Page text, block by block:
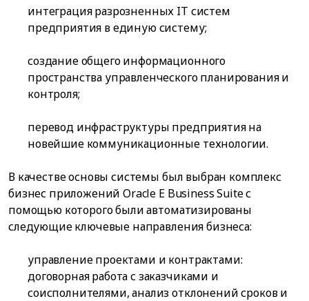
интеграция разрозненных IT систем
предприятия в единую систему;
создание общего информационного
пространства управленческого планирования и
контроля;
перевод инфраструктуры предприятия на
новейшие коммуникационные технологии.
В качестве основы системы был выбран комплекс
бизнес приложений Oracle E Business Suite с
помощью которого были автоматизированы
следующие ключевые направления бизнеса:
управление проектами и контрактами:
договорная работа с заказчиками и
соисполнителями, анализ отклонений сроков и